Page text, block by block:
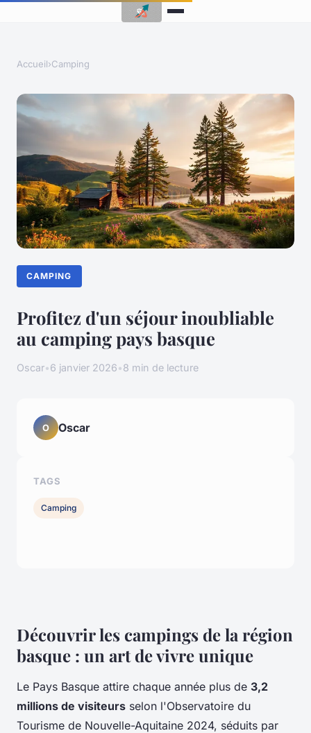
Accueil›Camping
CAMPING
Profitez d'un séjour inoubliable
au camping pays basque
Oscar•6 janvier 2026•8 min de lecture
Découvrir les campings de la région
basque : un art de vivre unique
Le Pays Basque attire chaque année plus de 3,2
millions de visiteurs selon l'Observatoire du
Tourisme de Nouvelle-Aquitaine 2024, séduits par
O Oscar
TAGS
Camping